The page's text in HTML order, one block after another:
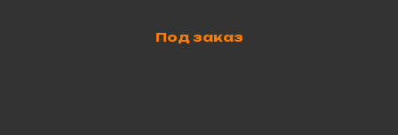
Под заказ